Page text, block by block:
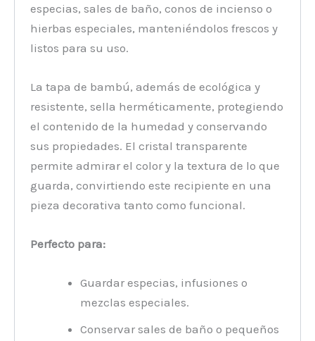
especias, sales de baño, conos de incienso o
hierbas especiales, manteniéndolos frescos y
listos para su uso.
La tapa de bambú, además de ecológica y
resistente, sella herméticamente, protegiendo
el contenido de la humedad y conservando
sus propiedades. El cristal transparente
permite admirar el color y la textura de lo que
guarda, convirtiendo este recipiente en una
pieza decorativa tanto como funcional.
Perfecto para:
Guardar especias, infusiones o
mezclas especiales.
Conservar sales de baño o pequeños